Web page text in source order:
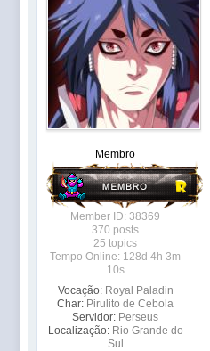
Membro
Member ID: 38369
370 posts
25 topics
Tempo Online: 128d 4h 3m
10s
Vocação: Royal Paladin
Char: Pirulito de Cebola
Servidor: Perseus
Localização: Rio Grande do
Sul